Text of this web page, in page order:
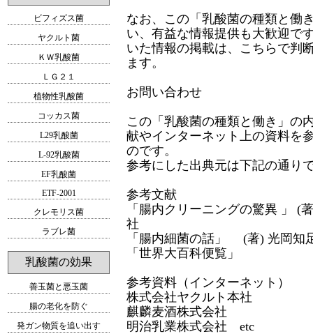
なお、この「乳酸菌の種類と働
い、有益な情報提供も大歓迎で
いた情報の掲載は、こちらで判
ます。
お問い合わせ
この「乳酸菌の種類と働き」の
献やインターネット上の資料を
のです。
参考にした出典元は下記の通り
参考文献
「腸内クリーニングの驚異 」
社
「腸内細菌の話」 (著) 光岡
「世界大百科便覧」
参考資料（インターネット）
株式会社ヤクルト本社
麒麟麦酒株式会社
明治乳業株式会社 etc
ビフィズス菌
ヤクルト菌
ＫＷ乳酸菌
ＬＧ２１
植物性乳酸菌
コッカス菌
L29乳酸菌
L-92乳酸菌
EF乳酸菌
ETF-2001
クレモリス菌
ラブレ菌
乳酸菌の効果
善玉菌と悪玉菌
腸の老化を防ぐ
発ガン物質を追い出す